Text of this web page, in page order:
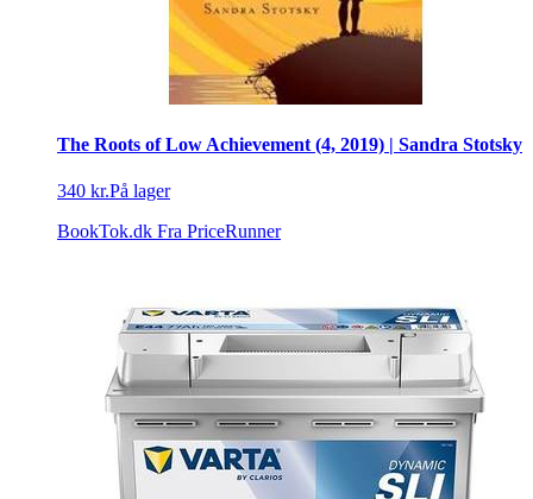
The Roots of Low Achievement (4, 2019) | Sandra Stotsky
340 kr.På lager
BookTok.dk Fra PriceRunner